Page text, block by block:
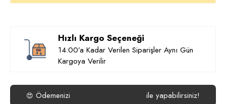
Hızlı Kargo Seçeneği
14:00’a Kadar Verilen Siparişler Aynı Gün
Kargoya Verilir
😍Ödemenizi ile yapabilirsiniz!